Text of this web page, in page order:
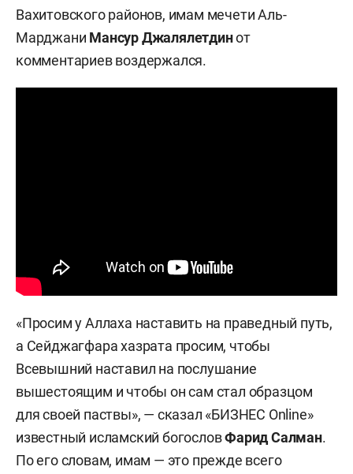
Вахитовского районов, имам мечети Аль-
Марджани Мансур Джалялетдинот
комментариев воздержался.
«Просим у Аллаха наставить на праведный путь,
а Сейджагфара хазрата просим, чтобы
Всевышний наставил на послушание
вышестоящим и чтобы он сам стал образцом
для своей паствы», — сказал «БИЗНЕС Online»
известный исламский богословФарид Салман.
По его словам, имам — это прежде всего